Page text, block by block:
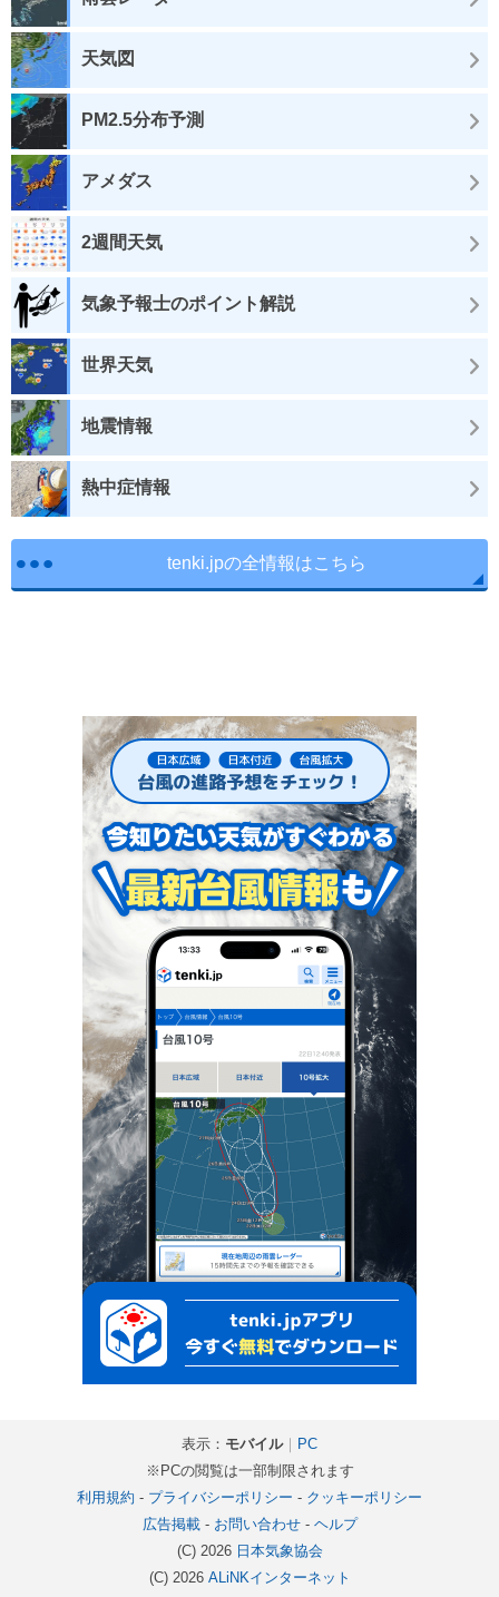
天気図
PM2.5分布予測
アメダス
2週間天気
気象予報士のポイント解説
世界天気
地震情報
熱中症情報
tenki.jpの全情報はこちら
表示： モバイル｜
PC
※PCの閲覧は一部制限されます
利用規約 - プライバシーポリシー - クッキーポリシー
広告掲載- お問い合わせ- ヘルプ
(C) 2026 日本気象協会
(C) 2026 ALiNKインターネット